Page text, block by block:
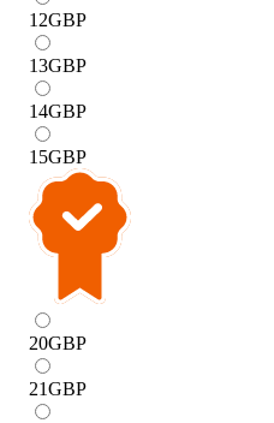
12GBP
13GBP
14GBP
15GBP
20GBP
21GBP